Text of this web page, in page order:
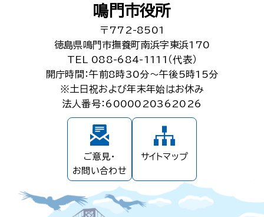
鳴門市役所
〒772-8501
徳島県鳴門市撫養町南浜字東浜170
TEL 088-684-1111（代表）
開庁時間：午前8時30分～午後5時15分
※土日祝および年末年始はお休み
法人番号：6000020362026
ご意見・
お問い合わせ
サイトマップ